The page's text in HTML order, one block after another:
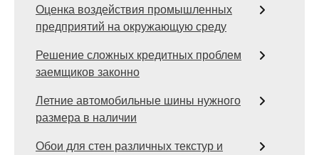
Оценка воздействия промышленных
предприятий на окружающую среду
Решение сложных кредитных проблем
заемщиков законно
Летние автомобильные шины нужного
размера в наличии
Обои для стен различных текстур и